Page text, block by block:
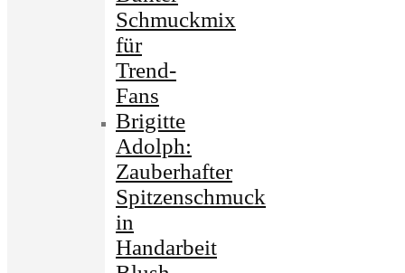
Schmuckmix
für
Trend-
Fans
Brigitte
Adolph:
Zauberhafter
Spitzenschmuck
in
Handarbeit